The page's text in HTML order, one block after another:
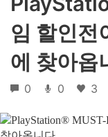
임 할인
에 찾아옵
0 0 3